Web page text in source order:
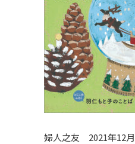
婦人之友 2021年12